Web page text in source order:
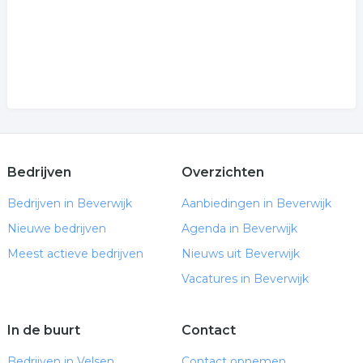
Bedrijven
Bedrijven in Beverwijk
Nieuwe bedrijven
Meest actieve bedrijven
Overzichten
Aanbiedingen in Beverwijk
Agenda in Beverwijk
Nieuws uit Beverwijk
Vacatures in Beverwijk
In de buurt Contact